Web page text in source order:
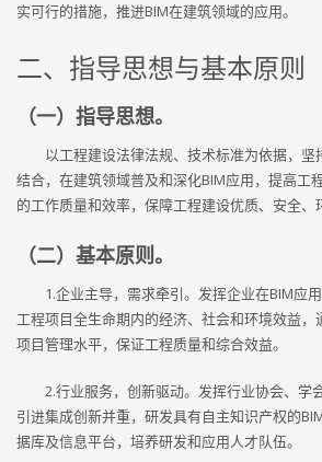
实可行的措施，推进BIM在建筑领域的应用。
二、指导思想与基本原则
（一）指导思想。
以工程建设法律法规、技术标准为依据，坚
结合，在建筑领域普及和深化BIM应用，提高工
的工作质量和效率，保障工程建设优质、安全、
（二）基本原则。
1.企业主导，需求牵引。发挥企业在BIM应
工程项目全生命期内的经济、社会和环境效益，
项目管理水平，保证工程质量和综合效益。
2.行业服务，创新驱动。发挥行业协会、学
引进集成创新并重，研发具有自主知识产权的
据库及信息平台，培养研发和应用人才队伍。